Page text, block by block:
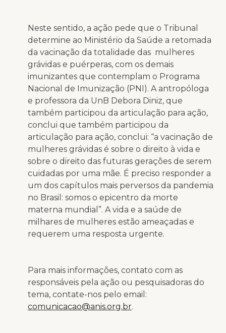
Neste sentido, a ação pede que o Tribunal
determine ao Ministério da Saúde a retomada
da vacinação da totalidade das mulheres
grávidas e puérperas, com os demais
imunizantes que contemplam o Programa
Nacional de Imunização (PNI). A antropóloga
e professora da UnB Debora Diniz, que
também participou da articulação para ação,
conclui que também participou da
articulação para ação, conclui: “a vacinação de
mulheres grávidas é sobre o direito à vida e
sobre o direito das futuras gerações de serem
cuidadas por uma mãe. É preciso responder a
um dos capítulos mais perversos da pandemia
no Brasil: somos o epicentro da morte
materna mundial”. A vida e a saúde de
milhares de mulheres estão ameaçadas e
requerem uma resposta urgente.
Para mais informações, contato com as
responsáveis pela ação ou pesquisadoras do
tema, contate-nos pelo email:
comunicacao@anis.org.br.